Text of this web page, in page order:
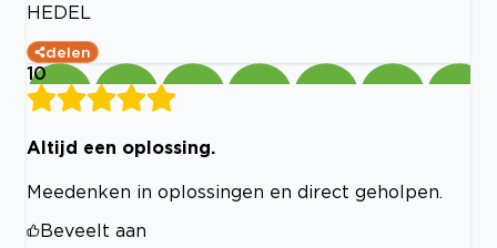
HEDEL
delen
10
Altijd een oplossing.
Meedenken in oplossingen en direct geholpen.
Beveelt aan